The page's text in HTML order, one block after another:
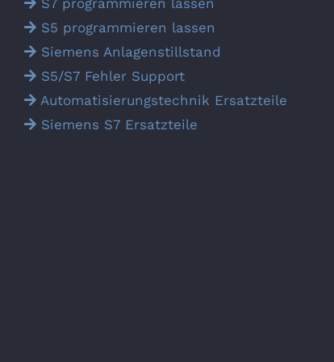
S5 programmieren lassen
Siemens Anlagen­stillstand
S5/S7 Fehler Support
Automatisierungs­technik Ersatz­teile
Siemens S7 Ersatz­teile